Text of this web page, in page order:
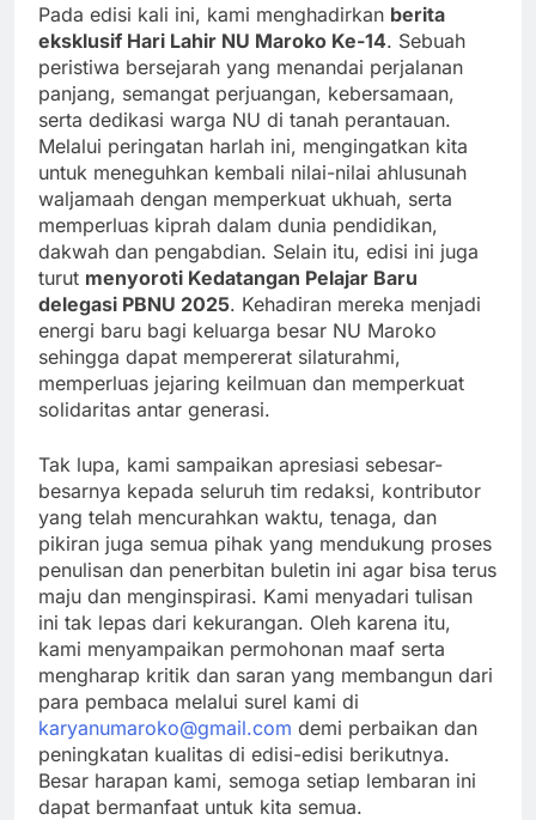
Pada edisi kali ini, kami menghadirkan berita
eksklusif Hari Lahir NU Maroko Ke-14. Sebuah
peristiwa bersejarah yang menandai perjalanan
panjang, semangat perjuangan, kebersamaan,
serta dedikasi warga NU di tanah perantauan.
Melalui peringatan harlah ini, mengingatkan kita
untuk meneguhkan kembali nilai-nilai ahlusunah
waljamaah dengan memperkuat ukhuah, serta
memperluas kiprah dalam dunia pendidikan,
dakwah dan pengabdian. Selain itu, edisi ini juga
turut menyoroti Kedatangan Pelajar Baru
delegasi PBNU 2025. Kehadiran mereka menjadi
energi baru bagi keluarga besar NU Maroko
sehingga dapat mempererat silaturahmi,
memperluas jejaring keilmuan dan memperkuat
solidaritas antar generasi.
Tak lupa, kami sampaikan apresiasi sebesar-
besarnya kepada seluruh tim redaksi, kontributor
yang telah mencurahkan waktu, tenaga, dan
pikiran juga semua pihak yang mendukung proses
penulisan dan penerbitan buletin ini agar bisa terus
maju dan menginspirasi. Kami menyadari tulisan
ini tak lepas dari kekurangan. Oleh karena itu,
kami menyampaikan permohonan maaf serta
mengharap kritik dan saran yang membangun dari
para pembaca melalui surel kami di
karyanumaroko@gmail.com demi perbaikan dan
peningkatan kualitas di edisi-edisi berikutnya.
Besar harapan kami, semoga setiap lembaran ini
dapat bermanfaat untuk kita semua.